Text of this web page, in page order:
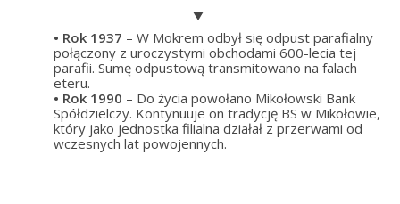
• Rok 1937 – W Mokrem odbył się odpust parafialny
połączony z uroczystymi obchodami 600-lecia tej
parafii. Sumę odpustową transmitowano na falach
eteru.
• Rok 1990 – Do życia powołano Mikołowski Bank
Spółdzielczy. Kontynuuje on tradycję BS w Mikołowie,
który jako jednostka filialna działał z przerwami od
wczesnych lat powojennych.